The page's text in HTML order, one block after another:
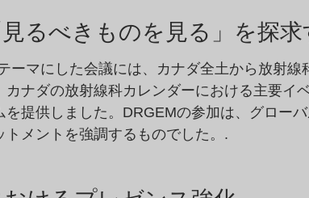
るべきものを見る」を探求
ーマにした会議には、カナダ全土から放射
ナダの放射線科カレンダーにおける主要イ
提供しました。DRGEMの参加は、グロー
メントを強調するものでした。.